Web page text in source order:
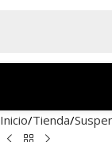
Inicio Tienda